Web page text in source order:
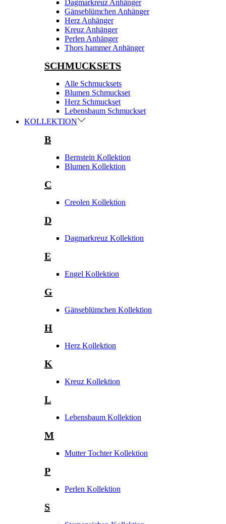
Dagmarkreuz Anhänger
Gänseblümchen Anhänger
Herz Anhänger
Kreuz Anhänger
Perlen Anhänger
Thors hammer Anhänger
SCHMUCKSETS
Alle Schmucksets
Blumen Schmuckset
Herz Schmuckset
Lebensbaum Schmuckset
KOLLEKTION
B
Bernstein Kollektion
Blumen Kollektion
C
Creolen Kollektion
D
Dagmarkreuz Kollektion
E
Engel Kollektion
G
Gänseblümchen Kollektion
H
Herz Kollektion
K
Kreuz Kollektion
L
Lebensbaum Kollektion
M
Mutter Tochter Kollektion
P
Perlen Kollektion
S